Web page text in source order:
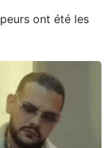
ont été les